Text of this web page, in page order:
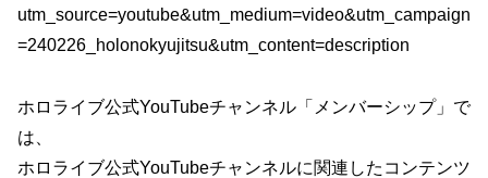
utm_source=youtube&utm_medium=video&utm_campaign
=240226_holonokyujitsu&utm_content=description
ホロライブ公式YouTubeチャンネル「メンバーシップ」で
は、
ホロライブ公式YouTubeチャンネルに関連したコンテンツ